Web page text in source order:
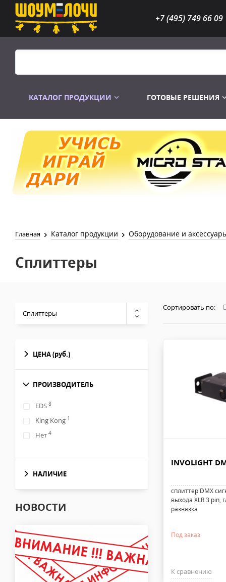
+7 (495) 749 66 09
КАТАЛОГ ПРОДУКЦИИ
Распродажа Лампы
ГОТОВЫЕ РЕШЕНИЯ
Главная Каталог продукции Оборудование и
Сплиттеры
Сплиттеры
ЦЕНА(руб.)
ПРОИЗВОДИТЕЛЬ
EDS 8
King Kong 1
Нет 4
НАЛИЧИЕ
НОВОСТИ
Сортировать по:
INVOLIGHT
сплиттер DMX
выхода XLR 3 pin,
развязка
Под заказ
К сравнению